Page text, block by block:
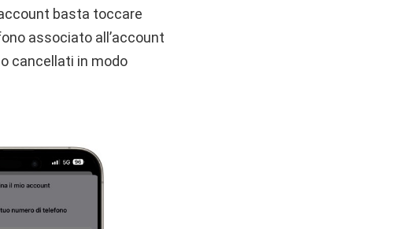
basta toccare
associato all’account
cancellati in modo